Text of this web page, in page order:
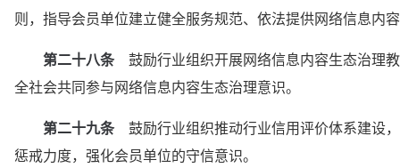
则，指导会员单位建立健全服务规范、依法提供网络信息内
第二十八条 鼓励行业组织开展网络信息内容生态治理
全社会共同参与网络信息内容生态治理意识。
第二十九条 鼓励行业组织推动行业信用评价体系建设
惩戒力度，强化会员单位的守信意识。